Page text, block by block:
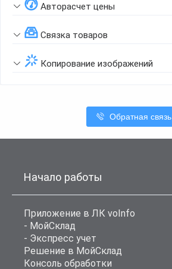
Авторасчет цены
Связка товаров
Копирование изображений
Обратная связь
Начало работы
Приложение в ЛК voInfo
- МойСклад
- Экспресс учет
Решение в МойСклад
Консоль обработки